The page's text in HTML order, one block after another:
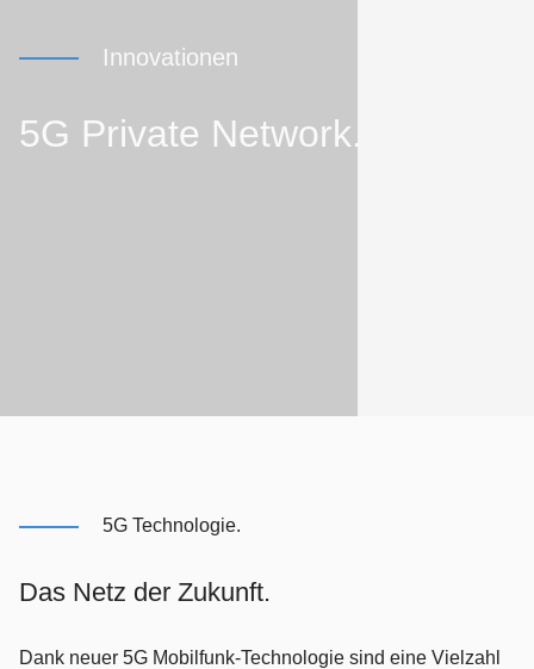
Innovationen
5G Private Network.
5G Technologie.
Das Netz der Zukunft.
Dank neuer 5G Mobilfunk-Technologie sind eine Vielzahl